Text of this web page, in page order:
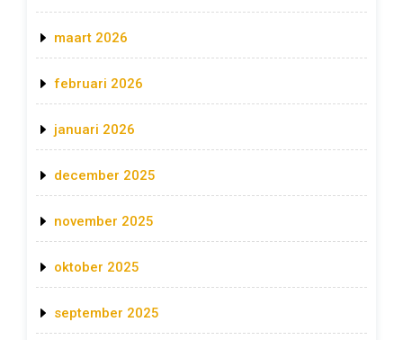
maart 2026
februari 2026
januari 2026
december 2025
november 2025
oktober 2025
september 2025